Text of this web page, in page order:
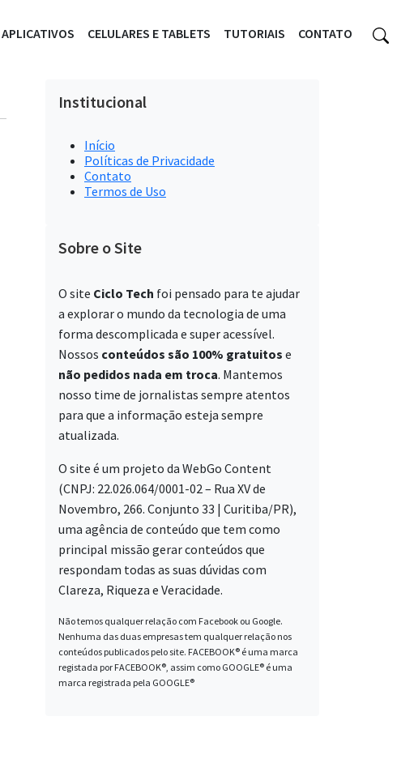
APLICATIVOS CELULARES E TABLETS TUTORIAIS CONTATO
Institucional
Início
Políticas de Privacidade
Contato
Termos de Uso
Sobre o Site
O site Ciclo Tech foi pensado para te ajudar
a explorar o mundo da tecnologia de uma
forma descomplicada e super acessível.
Nossos conteúdos são 100% gratuitos e
não pedidos nada em troca. Mantemos
nosso time de jornalistas sempre atentos
para que a informação esteja sempre
atualizada.
O site é um projeto da WebGo Content
(CNPJ: 22.026.064/0001-02 – Rua XV de
Novembro, 266. Conjunto 33 | Curitiba/PR),
uma agência de conteúdo que tem como
principal missão gerar conteúdos que
respondam todas as suas dúvidas com
Clareza, Riqueza e Veracidade.
Não temos qualquer relação com Facebook ou Google.
Nenhuma das duas empresas tem qualquer relação nos
conteúdos publicados pelo site. FACEBOOK® é uma marca
registada por FACEBOOK®, assim como GOOGLE® é uma
marca registrada pela GOOGLE®